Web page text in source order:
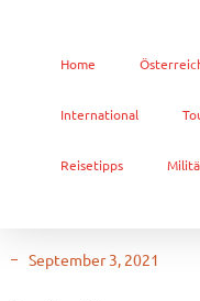
Home
International
Reisetipps
September 3, 2021